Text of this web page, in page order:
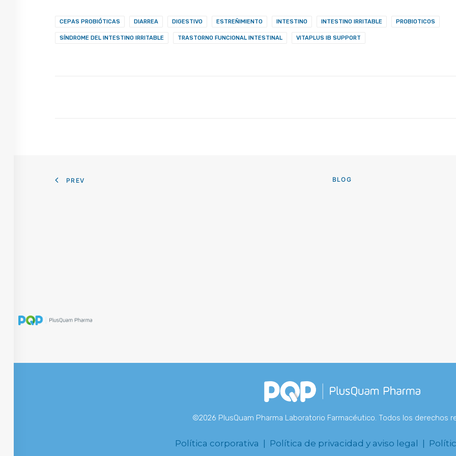
CEPAS PROBIÓTICAS DIARREA DIGESTIVO ESTREÑIMIENTO INTESTINO INTESTINO IRRITABLE PROBIOTICOS
SÍNDROME DEL INTESTINO IRRITABLE TRASTORNO FUNCIONAL INTESTINAL VITAPLUS IB SUPPORT
PREV BLOG
©2026 PlusQuam Pharma Laboratorio Farmacéutico. Todos los derechos
Política corporativa | Política de privacidad y aviso legal |